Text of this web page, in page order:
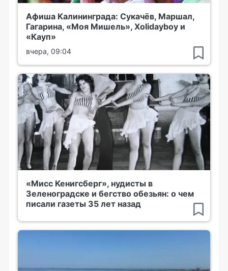
Афиша Калининграда: Сукачёв, Маршал,
Гагарина, «Моя Мишель», Xolidayboy и
«Кауп»
вчера, 09:04
«Мисс Кенигсберг», нудисты в
Зеленоградске и бегство обезьян: о чем
писали газеты 35 лет назад